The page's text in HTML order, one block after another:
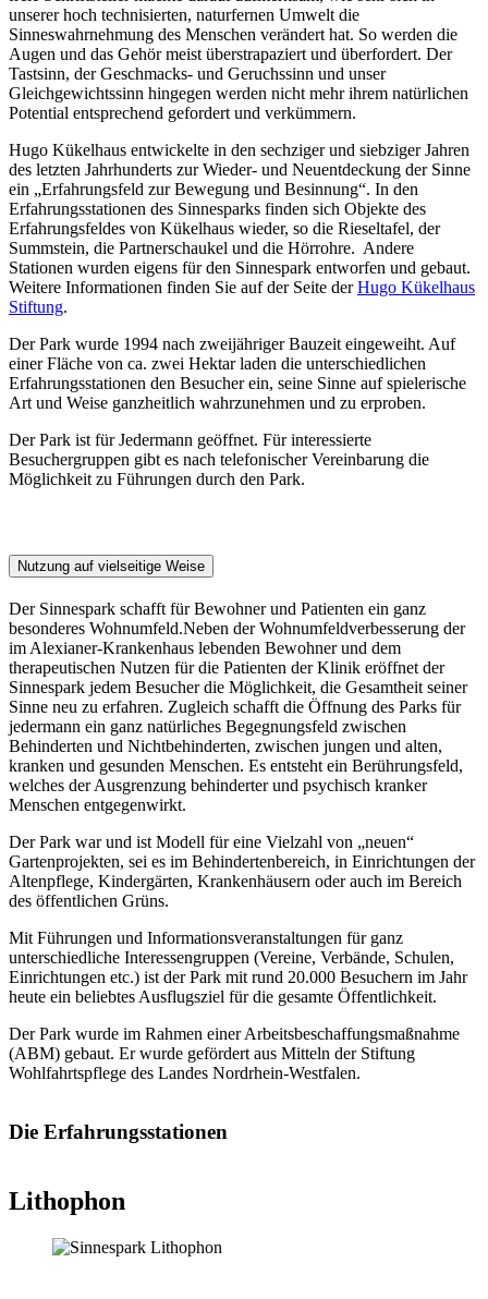
unserer hoch technisierten, naturfernen Umwelt die
Sinneswahrnehmung des Menschen verändert hat. So werden die
Augen und das Gehör meist überstrapaziert und überfordert. Der
Tastsinn, der Geschmacks- und Geruchssinn und unser
Gleichgewichtssinn hingegen werden nicht mehr ihrem natürlichen
Potential entsprechend gefordert und verkümmern.
Hugo Kükelhaus entwickelte in den sechziger und siebziger Jahren
des letzten Jahrhunderts zur Wieder- und Neuentdeckung der Sinne
ein „Erfahrungsfeld zur Bewegung und Besinnung“. In den
Erfahrungsstationen des Sinnesparks finden sich Objekte des
Erfahrungsfeldes von Kükelhaus wieder, so die Rieseltafel, der
Summstein, die Partnerschaukel und die Hörrohre. Andere
Stationen wurden eigens für den Sinnespark entworfen und gebaut.
Weitere Informationen finden Sie auf der Seite derHugo Kükelhaus
Stiftung.
Der Park wurde 1994 nach zweijähriger Bauzeit eingeweiht. Auf
einer Fläche von ca. zwei Hektar laden die unterschiedlichen
Erfahrungsstationen den Besucher ein, seine Sinne auf spielerische
Art und Weise ganzheitlich wahrzunehmen und zu erproben.
Der Park ist für Jedermann geöffnet. Für interessierte
Besuchergruppen gibt es nach telefonischer Vereinbarung die
Möglichkeit zu Führungen durch den Park.
Nutzung auf vielseitige Weise
Der Sinnespark schafft für Bewohner und Patienten ein ganz
besonderes Wohnumfeld.Neben der Wohnumfeldverbesserung der
im Alexianer-Krankenhaus lebenden Bewohner und dem
therapeutischen Nutzen für die Patienten der Klinik eröffnet der
Sinnespark jedem Besucher die Möglichkeit, die Gesamtheit seiner
Sinne neu zu erfahren. Zugleich schafft die Öffnung des Parks für
jedermann ein ganz natürliches Begegnungsfeld zwischen
Behinderten und Nichtbehinderten, zwischen jungen und alten,
kranken und gesunden Menschen. Es entsteht ein Berührungsfeld,
welches der Ausgrenzung behinderter und psychisch kranker
Menschen entgegenwirkt.
Der Park war und ist Modell für eine Vielzahl von „neuen“
Gartenprojekten, sei es im Behindertenbereich, in Einrichtungen der
Altenpflege, Kindergärten, Krankenhäusern oder auch im Bereich
des öffentlichen Grüns.
Mit Führungen und Informationsveranstaltungen für ganz
unterschiedliche Interessengruppen (Vereine, Verbände, Schulen,
Einrichtungen etc.) ist der Park mit rund 20.000 Besuchern im Jahr
heute ein beliebtes Ausflugsziel für die gesamte Öffentlichkeit.
Der Park wurde im Rahmen einer Arbeitsbeschaffungsmaßnahme
(ABM) gebaut. Er wurde gefördert aus Mitteln der Stiftung
Wohlfahrtspflege des Landes Nordrhein-Westfalen.
Die Erfahrungsstationen
Lithophon